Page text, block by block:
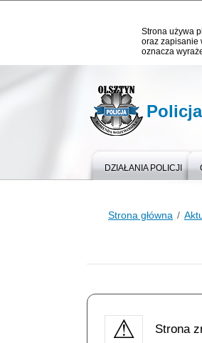
Strona używa
oraz zapisanie
oznacza
DZIAŁANIA POLICJI
Strona główna
Strona